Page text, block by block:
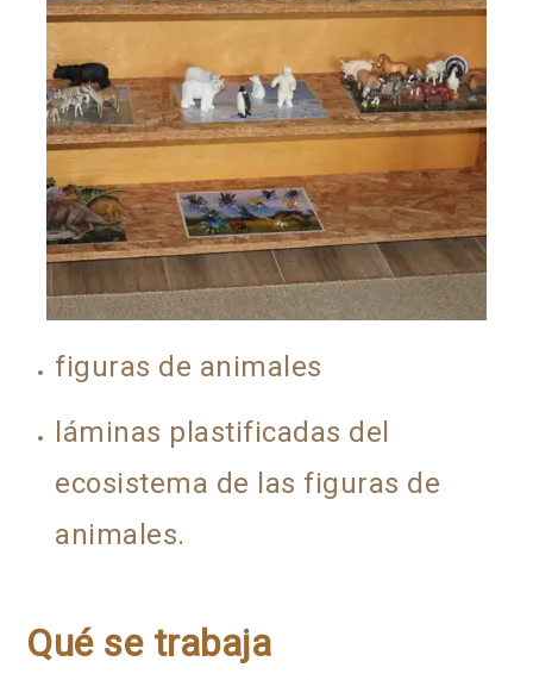
figuras de animales
láminas plastificadas del
ecosistema de las figuras de
animales.
Qué se trabaja